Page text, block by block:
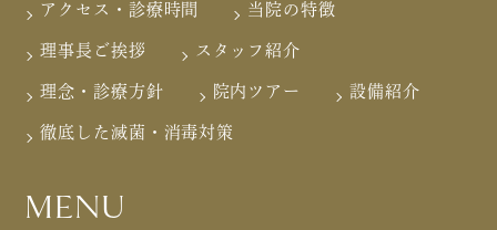
アクセス・診療時間 当院の特徴
理事長ご挨拶 スタッフ紹介
理念・診療方針 院内ツアー 設備紹介
徹底した滅菌・消毒対策
MENU